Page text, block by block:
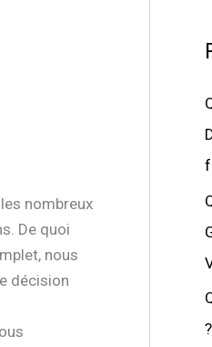
nombreux
De quoi
nous
décision